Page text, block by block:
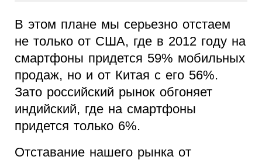
В этом плане мы серьезно отстаем
не только от США, где в 2012 году на
смартфоны придется 59% мобильных
продаж, но и от Китая с его 56%.
Зато российский рынок обгоняет
индийский, где на смартфоны
придется только 6%.
Отставание нашего рынка от